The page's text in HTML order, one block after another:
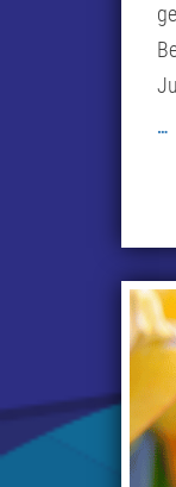
…